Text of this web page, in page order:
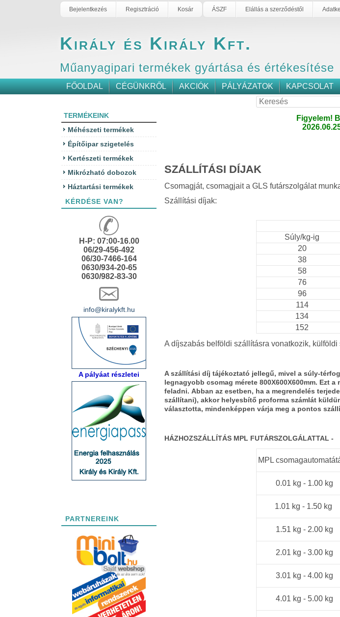
Bejelentkezés Regisztráció Kosár ÁSZF Elállás a szerződéstől
Király és Király Kft.
Műanyagipari termékek gyártása és értékesítése
FŐOLDAL CÉGÜNKRŐL AKCIÓK PÁLYÁZATOK KAPCSOLAT
TERMÉKEINK
Méhészeti termékek
Építőipar szigetelés
Kertészeti termékek
Mikrózható dobozok
Háztartási termékek
KÉRDÉSE VAN?
H-P: 07:00-16.00
06/29-456-492
06/30-7466-164
0630/934-20-65
0630/982-83-30
info@kiralykft.hu
A pályáat részletei
PARTNEREINK
Figyelem!
SZÁLLÍTÁSI DÍJAK
Csomagját, csomagjait a GLS futárszolgálat
Szállítási díjak:
Súly/kg-ig
20
38
58
76
96
114
134
152
A díjszabás belföldi szállításra vonatkozik,
A szállítási díj tájékoztató jellegű, mivel a súly-
legnagyobb csomag mérete 800X600X600mm. Ezt
feladni. Abban az esetben, ha a megrendelés
szállítani), akkor helyesbítő proforma számlát
választotta, mindenképpen várja meg a pontos
HÁZHOZSZÁLLÍTÁS MPL FUTÁRSZOLGÁLATTAL -
MPL
0.01 kg - 1.00 kg
1.01 kg - 1.50 kg
1.51 kg - 2.00 kg
2.01 kg - 3.00 kg
3.01 kg - 4.00 kg
4.01 kg - 5.00 kg